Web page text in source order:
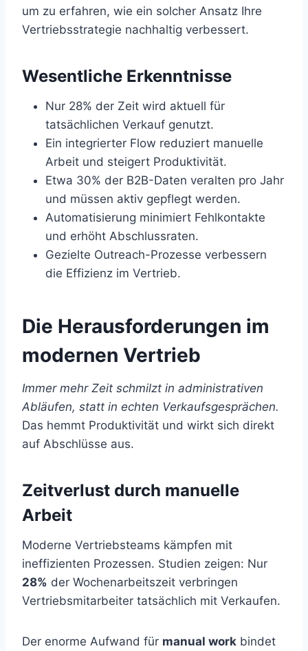
um zu erfahren, wie ein solcher Ansatz Ihre
Vertriebsstrategie nachhaltig verbessert.
Wesentliche Erkenntnisse
Nur 28% der Zeit wird aktuell für
tatsächlichen Verkauf genutzt.
Ein integrierter Flow reduziert manuelle
Arbeit und steigert Produktivität.
Etwa 30% der B2B-Daten veralten pro Jahr
und müssen aktiv gepflegt werden.
Automatisierung minimiert Fehlkontakte
und erhöht Abschlussraten.
Gezielte Outreach-Prozesse verbessern
die Effizienz im Vertrieb.
Die Herausforderungen im
modernen Vertrieb
Immer mehr Zeit schmilzt in administrativen
Abläufen, statt in echten Verkaufsgesprächen.
Das hemmt Produktivität und wirkt sich direkt
auf Abschlüsse aus.
Zeitverlust durch manuelle
Arbeit
Moderne Vertriebsteams kämpfen mit
ineffizienten Prozessen. Studien zeigen: Nur
28% der Wochenarbeitszeit verbringen
Vertriebsmitarbeiter tatsächlich mit Verkaufen.
Der enorme Aufwand für manual work bindet